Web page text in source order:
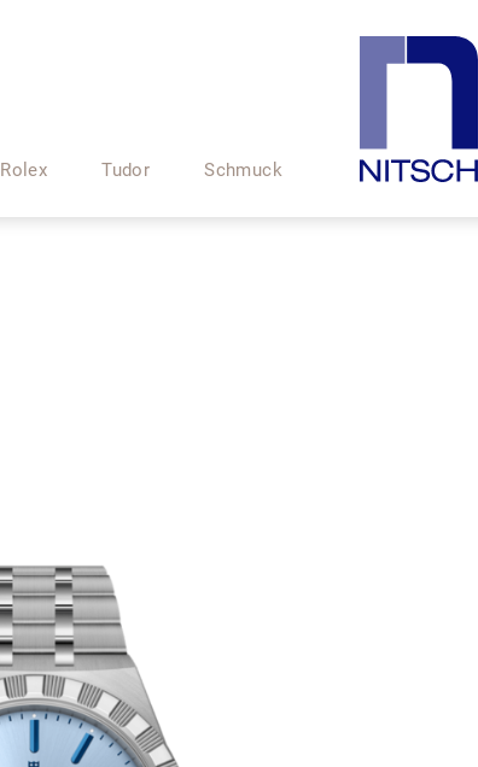
Rolex Tudor Schmuck